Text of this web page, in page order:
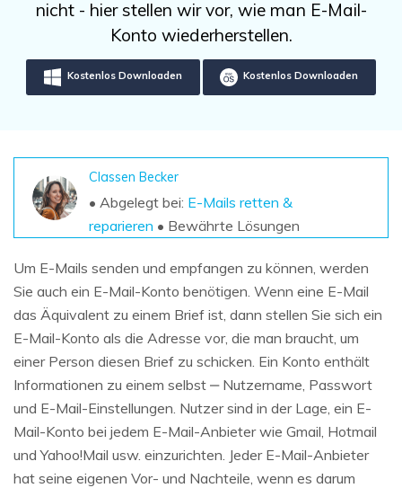
Unbegrenzte Daten vom Mac-System
Kostenlos Testen
Verlorene/gel?schte Daten kostenlos
Kostenlos Testen
Weitere Produkte
Repairit - Datenreparatur
Datenverlust-Szenarien
Aktuelles Thema
Sign In
search
nicht - hier stellen wir vor, wie man E-Mail-
Konto wiederherstellen.
Kostenlos Downloaden Kostenlos Downloaden
Classen Becker
• Abgelegt bei: E-Mails retten &
reparieren • Bewährte Lösungen
Um E-Mails senden und empfangen zu können, werden
Sie auch ein E-Mail-Konto benötigen. Wenn eine E-Mail
das Äquivalent zu einem Brief ist, dann stellen Sie sich ein
E-Mail-Konto als die Adresse vor, die man braucht, um
einer Person diesen Brief zu schicken. Ein Konto enthält
Informationen zu einem selbst ‒ Nutzername, Passwort
und E-Mail-Einstellungen. Nutzer sind in der Lage, ein E-
Mail-Konto bei jedem E-Mail-Anbieter wie Gmail, Hotmail
und Yahoo!Mail usw. einzurichten. Jeder E-Mail-Anbieter
hat seine eigenen Vor- und Nachteile, wenn es darum